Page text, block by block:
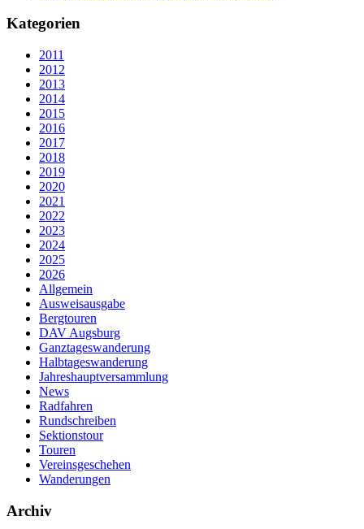
Kategorien
2011
2012
2013
2014
2015
2016
2017
2018
2019
2020
2021
2022
2023
2024
2025
2026
Allgemein
Ausweisausgabe
Bergtouren
DAV Augsburg
Ganztageswanderung
Halbtageswanderung
Jahreshauptversammlung
News
Radfahren
Rundschreiben
Sektionstour
Touren
Vereinsgeschehen
Wanderungen
Archiv